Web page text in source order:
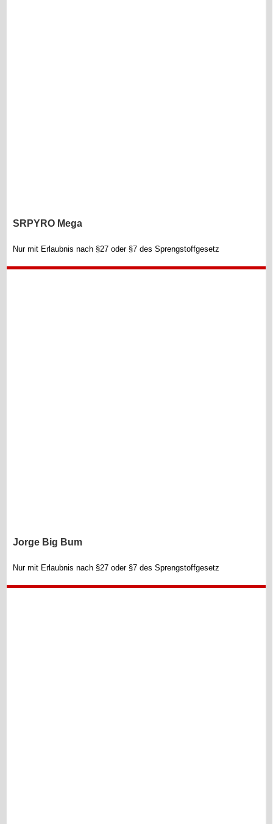
SRPYRO Mega
Nur mit Erlaubnis nach §27 oder §7 des Sprengstoffgesetz
Jorge Big Bum
Nur mit Erlaubnis nach §27 oder §7 des Sprengstoffgesetz